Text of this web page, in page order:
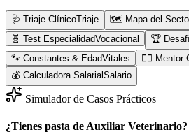
🩺 Triaje ClínicoTriaje 🗺️ Mapa del
🧬 Test EspecialidadVocacional 🏆
🐾 Constantes & EdadVitales 👨‍⚕️ Mentor
💰 Calculadora SalarialSalario
Simulador de Casos Prácticos
¿Tienes pasta de Auxiliar Veterinario?